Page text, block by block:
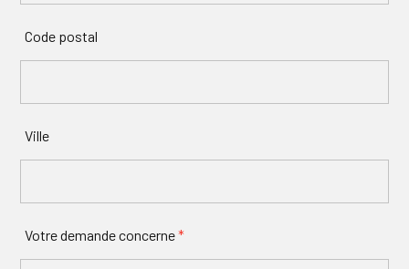
Code postal
Ville
Votre demande concerne*